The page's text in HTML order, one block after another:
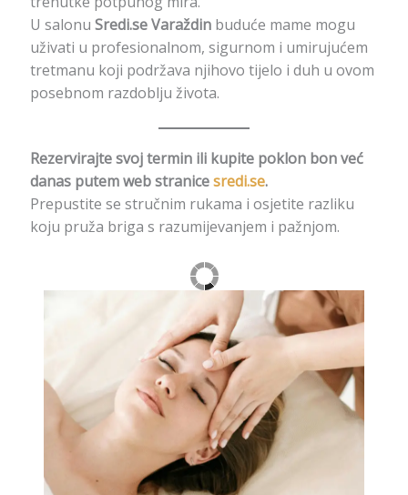
U salonu Sredi.se Varaždinbuduće mame mogu
uživati u profesionalnom, sigurnom i umirujućem
tretmanu koji podržava njihovo tijelo i duh u ovom
posebnom razdoblju života.
Rezervirajte svoj termin ili kupite poklon bon već
danas putem web stranicesredi.se.
Prepustite se stručnim rukama i osjetite razliku
koju pruža briga s razumijevanjem i pažnjom.